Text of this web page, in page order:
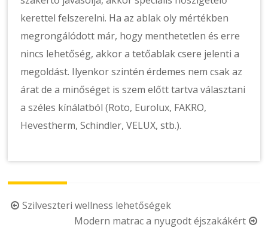
kerettel felszerelni. Ha az ablak oly mértékben
megrongálódott már, hogy menthetetlen és erre
nincs lehetőség, akkor a tetőablak csere jelenti a
megoldást. Ilyenkor szintén érdemes nem csak az
árat de a minőséget is szem előtt tartva választani
a széles kínálatból (Roto, Eurolux, FAKRO,
Hevestherm, Schindler, VELUX, stb.).
PostSzilveszteri wellness lehetőségek
Modern matrac a nyugodt éjszakákért